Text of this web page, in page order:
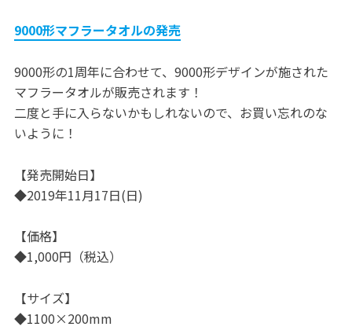
9000形マフラータオルの発売
9000形の1周年に合わせて、9000形デザインが施された
マフラータオルが販売されます！
二度と手に入らないかもしれないので、お買い忘れのな
いように！
【発売開始日】
◆2019年11月17日(日)
【価格】
◆1,000円（税込）
【サイズ】
◆1100×200mm